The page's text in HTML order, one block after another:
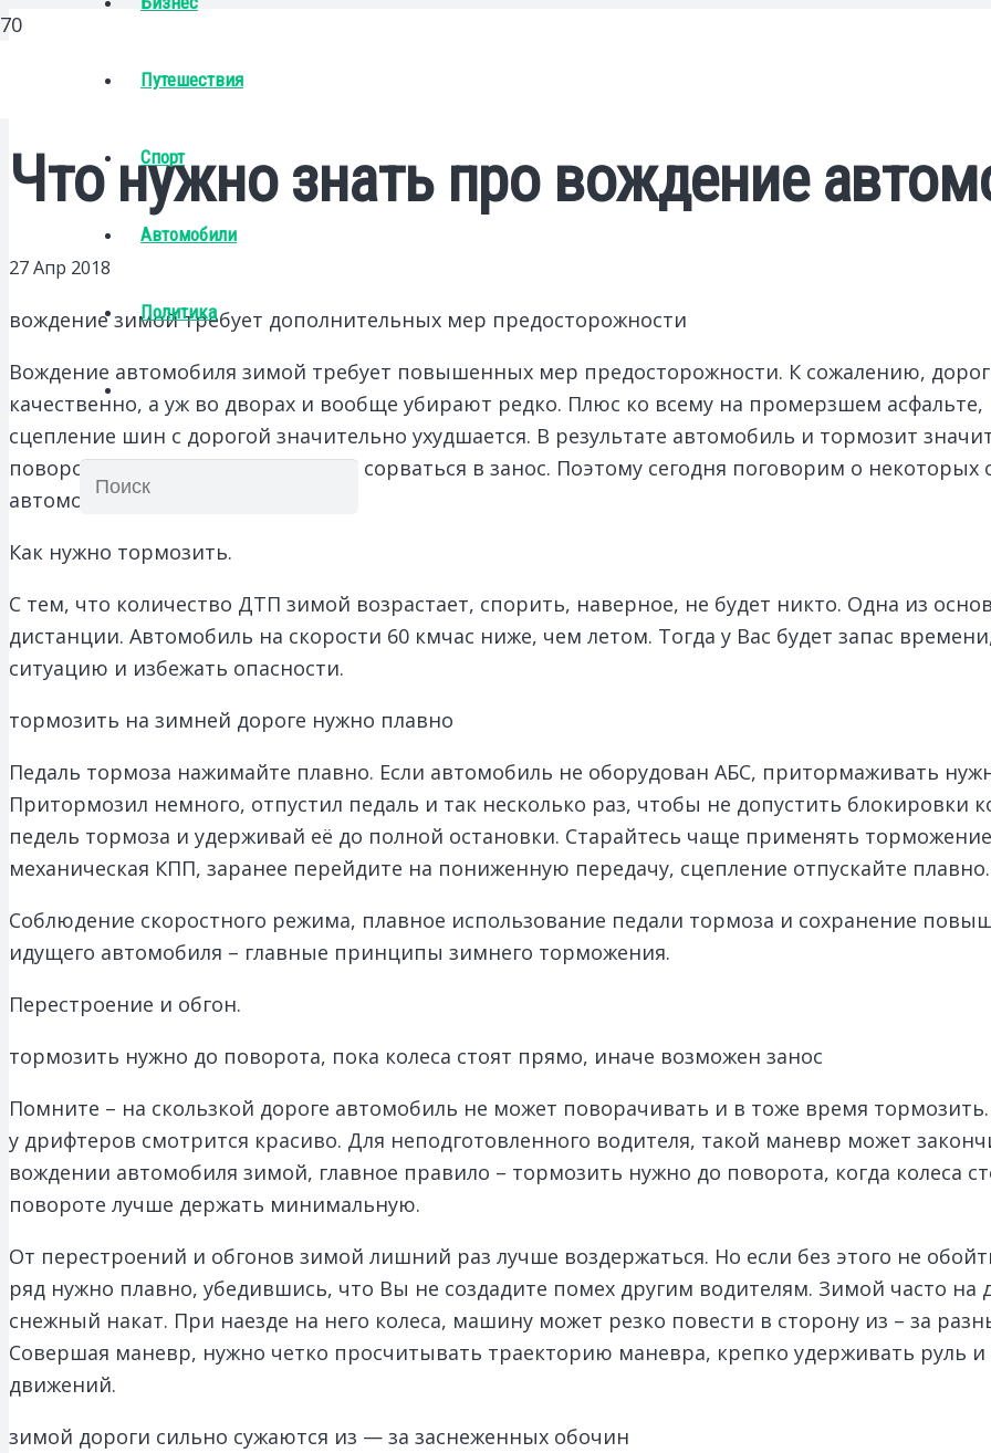
Путешествия
Спорт
Автомобили
Политика
Что нужно знать про вождение
27 Апр 2018
вождение зимой требует дополнительных мер предосторожности
Вождение автомобиля зимой требует повышенных мер предосторожности. К сожалению,
качественно, а уж во дворах и вообще убирают редко. Плюс ко всему на промерзшем
сцепление шин с дорогой значительно ухудшается. В результате автомобиль и тормозит
поворотах того и гляди стремится сорваться в занос. Поэтому сегодня поговорим о некоторых
автомобилем в зимних условиях.
Как нужно тормозить.
С тем, что количество ДТП зимой возрастает, спорить, наверное, не будет никто. Одна из
дистанции. Автомобиль на скорости 60 кмчас ниже, чем летом. Тогда у Вас будет запас
ситуацию и избежать опасности.
тормозить на зимней дороге нужно плавно
Педаль тормоза нажимайте плавно. Если автомобиль не оборудован АБС, притормаживать
Притормозил немного, отпустил педаль и так несколько раз, чтобы не допустить блокировки
педель тормоза и удерживай её до полной остановки. Старайтесь чаще применять торможение
механическая КПП, заранее перейдите на пониженную передачу, сцепление отпускайте плавно.
Соблюдение скоростного режима, плавное использование педали тормоза и сохранение
идущего автомобиля – главные принципы зимнего торможения.
Перестроение и обгон.
тормозить нужно до поворота, пока колеса стоят прямо, иначе возможен занос
Помните – на скользкой дороге автомобиль не может поворачивать и в тоже время
у дрифтеров смотрится красиво. Для неподготовленного водителя, такой маневр может
вождении автомобиля зимой, главное правило – тормозить нужно до поворота, когда колеса
повороте лучше держать минимальную.
От перестроений и обгонов зимой лишний раз лучше воздержаться. Но если без этого не
ряд нужно плавно, убедившись, что Вы не создадите помех другим водителям. Зимой часто на
снежный накат. При наезде на него колеса, машину может резко повести в сторону из – за
Совершая маневр, нужно четко просчитывать траекторию маневра, крепко удерживать руль
движений.
зимой дороги сильно сужаются из — за заснеженных обочин